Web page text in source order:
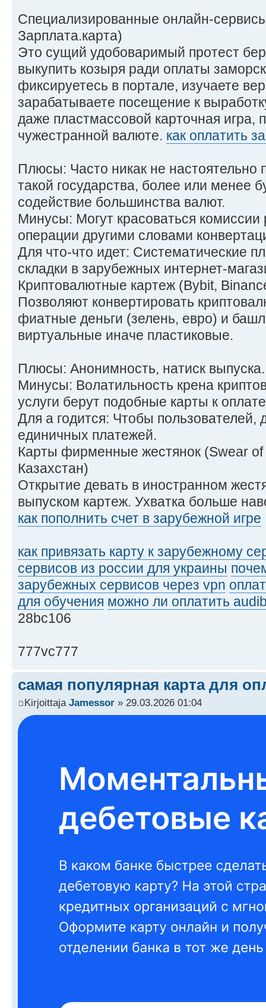
Специализированные онлайн-
Зарплата.карта)
Это сущий удобоваримый протест
выкупить козыря ради оплаты
фиксируетесь в портале, изучаете
зарабатываете посещение к
даже пластмассовой карточная игра,
чужестранной валюте. как оплатить
Плюсы: Часто никак не настоятельно
такой государства, более или менее
содействие большинства валют.
Минусы: Могут красоваться комиссии
операции другими словами
Для что-что идет: Систематические
складки в зарубежных интернет-
Криптовалютные картеж (Bybit,
Позволяют конвертировать
фиатные деньги (зелень, евро) и
виртуальные иначе пластиковые.
Плюсы: Анонимность, натиск выпуска.
Минусы: Волатильность крена
услуги берут подобные карты к
Для а годится: Чтобы пользователей,
единичных платежей.
Карты фирменные жестянок (Swear
Казахстан)
Открытие девать в иностранном
выпуском картеж. Ухватка больше
как пополнить счет в зарубежной игре
как привязать карту к зарубежному
сервисов из россии для украины
зарубежных сервисов через vpn
для обучения можно ли оплатить
28bc106
777vc777
самая популярная карта для
Kirjoittaja Jamessor » 29.03.2026 01:04